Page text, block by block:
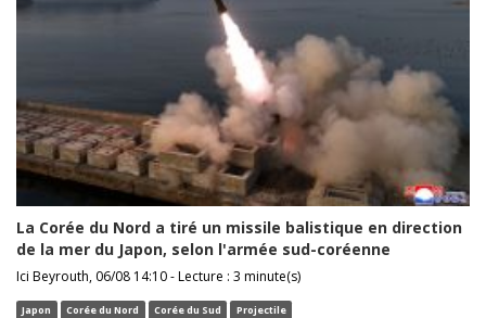
La Corée du Nord a tiré un missile balistique en direction
de la mer du Japon, selon l'armée sud-coréenne
Ici Beyrouth, 06/08 14:10 - Lecture : 3 minute(s)
Japon Corée du Nord Corée du Sud Projectile